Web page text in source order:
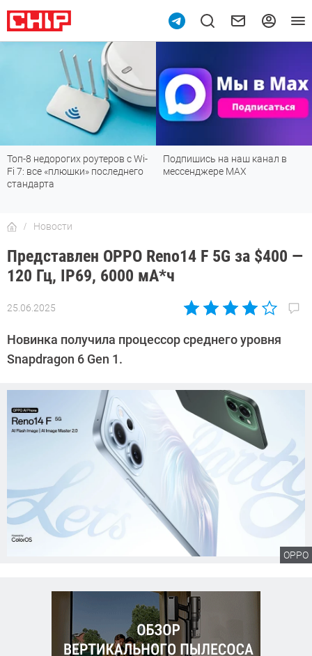
Подпишись на наш канал в
мессенджере МАХ
Рейтинг телевизоров 2026:
лучшие модели для гостиной,
Новости
Представлен OPPO Reno14 F 5G за $400 —
120 Гц, IP69, 6000 мА*ч
25.06.2025
Автор:
Калашников
Новинка получила процессор среднего уровня
Snapdragon 6 Gen 1.
OPPO